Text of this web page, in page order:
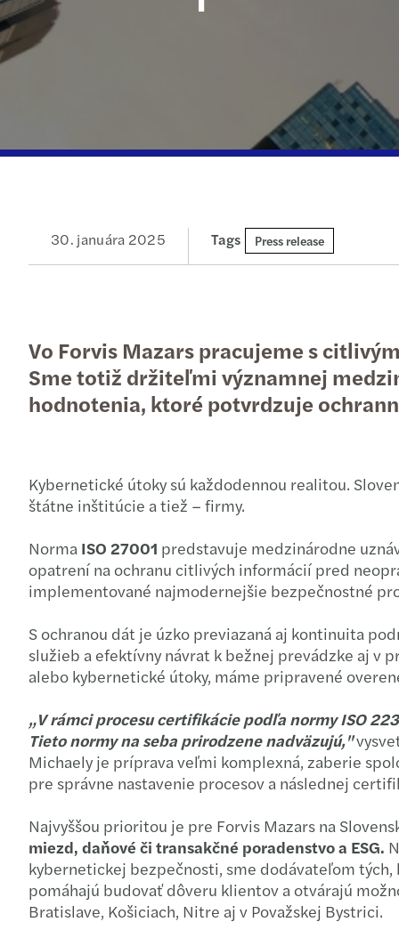
30. januára 2025 Tags Press release
Vo Forvis Mazars pracujeme s
Sme totiž držiteľmi významnej
hodnotenia, ktoré potvrdzuje
Kybernetické útoky sú každodennou realitou.
štátne inštitúcie a tiež – firmy.
Norma ISO 27001 predstavuje medzinárodne
opatrení na ochranu citlivých informácií pred
implementované najmodernejšie bezpečnostné
S ochranou dát je úzko previazaná aj kontinuita
služieb a efektívny návrat k bežnej prevádzke aj v
alebo kybernetické útoky, máme pripravené
„V rámci procesu certifikácie podľa normy ISO
Tieto normy na seba prirodzene nadväzujú,"
Michaely je príprava veľmi komplexná, zaberie
pre správne nastavenie procesov a následnej
Najvyššou prioritou je pre Forvis Mazars na
miezd, daňové či transakčné poradenstvo a ESG.
kybernetickej bezpečnosti, sme dodávateľom
pomáhajú budovať dôveru klientov a otvárajú
Bratislave, Košiciach, Nitre aj v Považskej Bystrici.